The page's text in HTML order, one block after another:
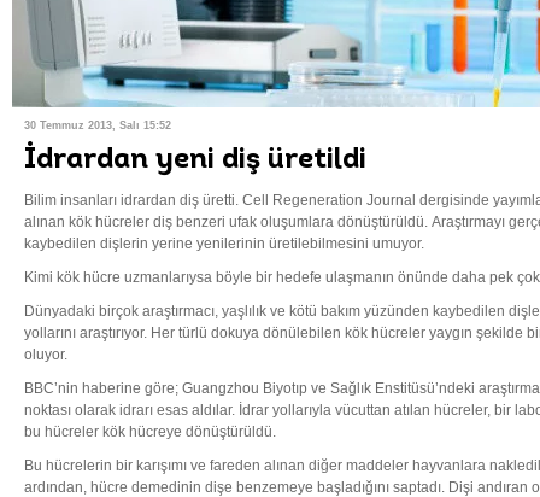
30 Temmuz 2013, Salı 15:52
İdrardan yeni diş üretildi
Bilim insanları idrardan diş üretti. Cell Regeneration Journal dergisinde
alınan kök hücreler diş benzeri ufak oluşumlara dönüştürüldü. Araştırmayı
kaybedilen dişlerin yerine yenilerinin üretilebilmesini umuyor.
Kimi kök hücre uzmanlarıysa böyle bir hedefe ulaşmanın önünde daha pek
Dünyadaki birçok araştırmacı, yaşlılık ve kötü bakım yüzünden kaybedilen
yollarını araştırıyor. Her türlü dokuya dönülebilen kök hücreler yaygın şekilde
oluyor.
BBC’nin haberine göre; Guangzhou Biyotıp ve Sağlık Enstitüsü’ndeki
noktası olarak idrarı esas aldılar. İdrar yollarıyla vücuttan atılan hücreler, bir
bu hücreler kök hücreye dönüştürüldü.
Bu hücrelerin bir karışımı ve fareden alınan diğer maddeler hayvanlara
ardından, hücre demedinin dişe benzemeye başladığını saptadı. Dişi andıran